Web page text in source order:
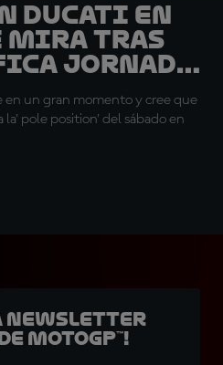
Ducati en
mira tras
jornada
en un gran momento y cree que
la' pole position' del sábado en
Newsletter
MotoGP™!